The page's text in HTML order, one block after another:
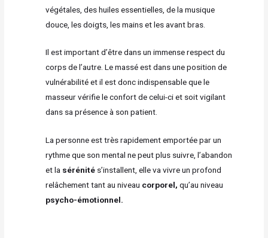
végétales, des huiles essentielles, de la musique
douce, les doigts, les mains et les avant bras.
Il est important d’être dans un immense respect du
corps de l’autre. Le massé est dans une position de
vulnérabilité et il est donc indispensable que le
masseur vérifie le confort de celui-ci et soit vigilant
dans sa présence à son patient.
La personne est très rapidement emportée par un
rythme que son mental ne peut plus suivre, l’abandon
et la sérénité s’installent, elle va vivre un profond
relâchement tant au niveau corporel, qu’au niveau
psycho-émotionnel.